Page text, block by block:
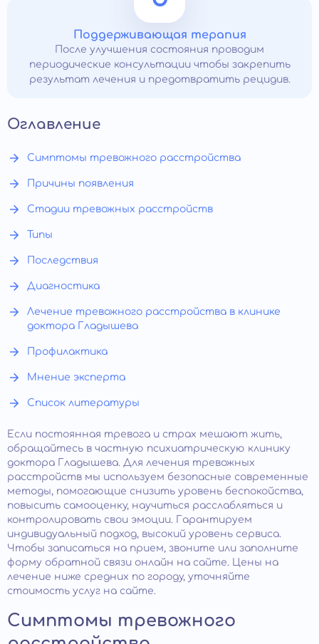
Поддерживающая терапия
После улучшения состояния проводим
периодические консультации чтобы закрепить
результат лечения и предотвратить рецидив.
Оглавление
Симптомы тревожного расстройства
Причины появления
Стадии тревожных расстройств
Типы
Последствия
Диагностика
Лечение тревожного расстройства в клинике
доктора Гладышева
Профилактика
Мнение эксперта
Список литературы
Если постоянная тревога и страх мешают жить,
обращайтесь в частную психиатрическую клинику
доктора Гладышева. Для лечения тревожных
расстройств мы используем безопасные современные
методы, помогающие снизить уровень беспокойства,
повысить самооценку, научиться расслабляться и
контролировать свои эмоции. Гарантируем
индивидуальный подход, высокий уровень сервиса.
Чтобы записаться на прием, звоните или заполните
форму обратной связи онлайн на сайте. Цены на
лечение ниже средних по городу, уточняйте
стоимость услуг на сайте.
Симптомы тревожного